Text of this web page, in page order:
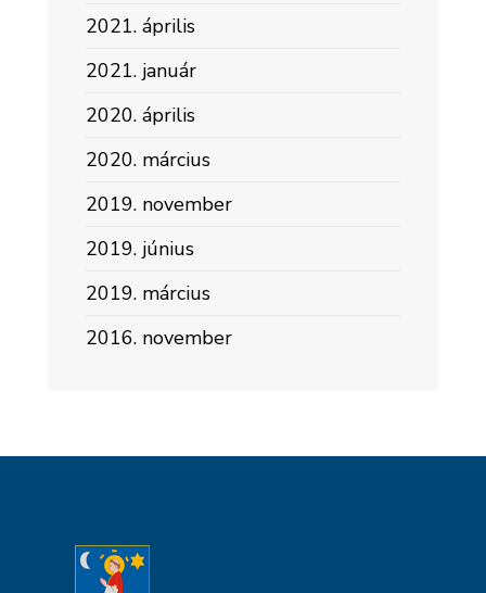
2021. április
2021. január
2020. április
2020. március
2019. november
2019. június
2019. március
2016. november